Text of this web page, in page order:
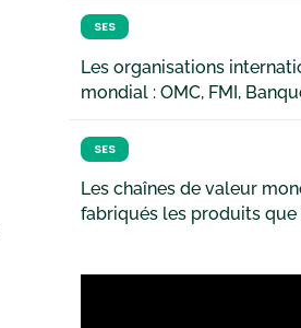
SES
Les organisations
mondial : OMC, FMI,
SES
Les chaînes de valeur
fabriqués les produits que